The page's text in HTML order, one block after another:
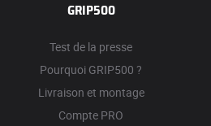
GRIP500
Test de la presse
Pourquoi GRIP500 ?
Livraison et montage
Compte PRO